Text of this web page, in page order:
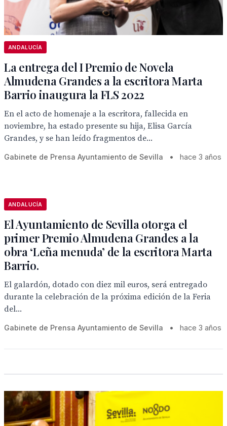
ANDALUCÍA
La entrega del I Premio de Novela
Almudena Grandes a la escritora Marta
Barrio inaugura la FLS 2022
En el acto de homenaje a la escritora, fallecida en
noviembre, ha estado presente su hija, Elisa García
Grandes, y se han leído fragmentos de...
Gabinete de Prensa Ayuntamiento de Sevilla • hace 3 años
ANDALUCÍA
El Ayuntamiento de Sevilla otorga el
primer Premio Almudena Grandes a la
obra ‘Leña menuda’ de la escritora Marta
Barrio.
El galardón, dotado con diez mil euros, será entregado
durante la celebración de la próxima edición de la Feria
del...
Gabinete de Prensa Ayuntamiento de Sevilla • hace 3 años